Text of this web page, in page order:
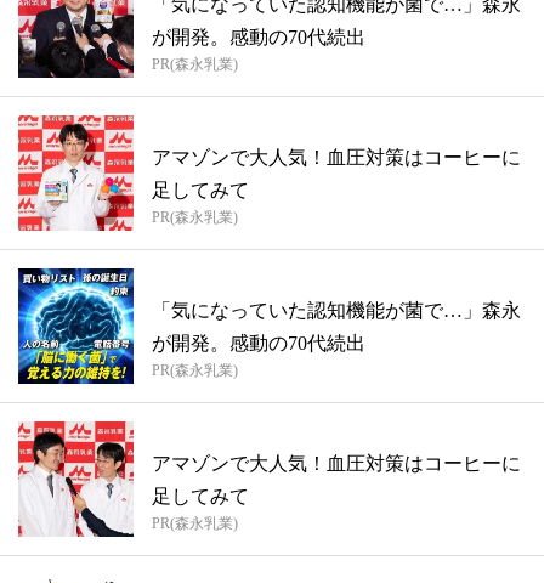
「気になっていた認知機能が菌で…」森永
が開発。感動の70代続出
PR(森永乳業)
アマゾンで大人気！血圧対策はコーヒーに
足してみて
PR(森永乳業)
「気になっていた認知機能が菌で…」森永
が開発。感動の70代続出
PR(森永乳業)
アマゾンで大人気！血圧対策はコーヒーに
足してみて
PR(森永乳業)